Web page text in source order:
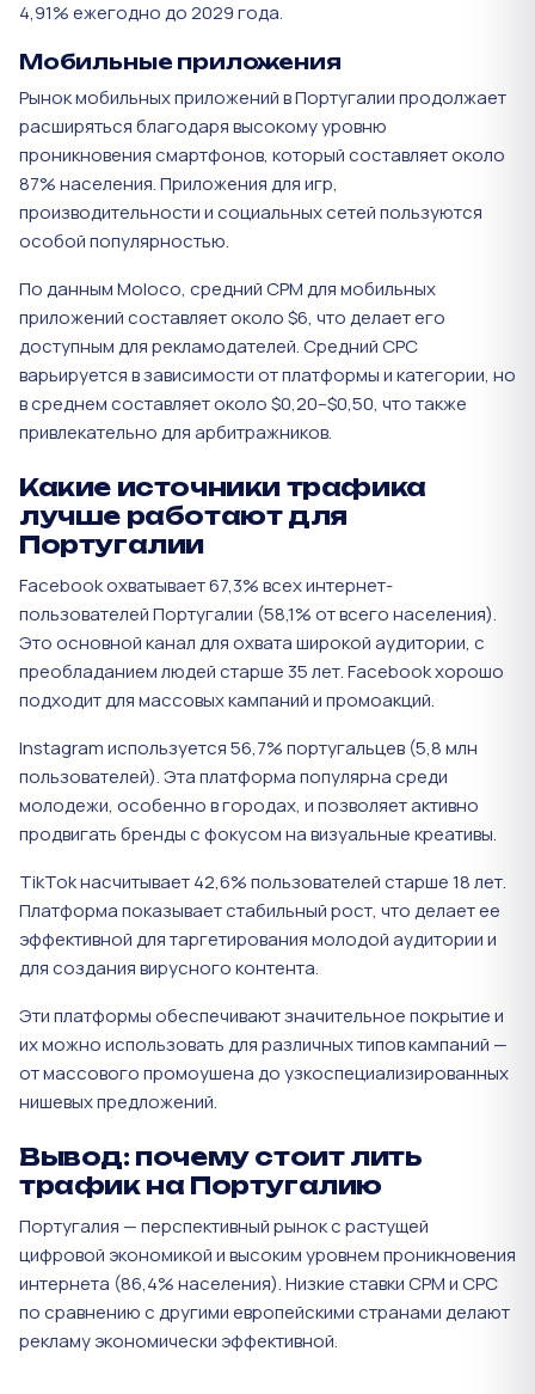
4,91% ежегодно до 2029 года​.
Мобильные приложения
Рынок мобильных приложений в Португалии продолжает
расширяться благодаря высокому уровню
проникновения смартфонов, который составляет около
87% населения. Приложения для игр,
производительности и социальных сетей пользуются
особой популярностью.
По данным Moloco, средний CPM для мобильных
приложений составляет около $6, что делает его
доступным для рекламодателей. Средний CPC
варьируется в зависимости от платформы и категории, но
в среднем составляет около $0,20–$0,50, что также
привлекательно для арбитражников.
Какие источники трафика
лучше работают для
Португалии
Facebook охватывает 67,3% всех интернет-
пользователей Португалии (58,1% от всего населения).
Это основной канал для охвата широкой аудитории, с
преобладанием людей старше 35 лет. Facebook хорошо
подходит для массовых кампаний и промоакций​.
Instagram используется 56,7% португальцев (5,8 млн
пользователей). Эта платформа популярна среди
молодежи, особенно в городах, и позволяет активно
продвигать бренды с фокусом на визуальные креативы​.
TikTok насчитывает 42,6% пользователей старше 18 лет.
Платформа показывает стабильный рост, что делает ее
эффективной для таргетирования молодой аудитории и
для создания вирусного контента​.
Эти платформы обеспечивают значительное покрытие и
их можно использовать для различных типов кампаний —
от массового промоушена до узкоспециализированных
нишевых предложений.
Вывод: почему стоит лить
трафик на Португалию
Португалия — перспективный рынок с растущей
цифровой экономикой и высоким уровнем проникновения
интернета (86,4% населения). Низкие ставки CPM и CPC
по сравнению с другими европейскими странами делают
рекламу экономически эффективной.